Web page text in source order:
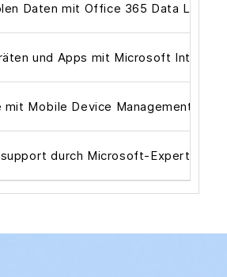
Daten mit Office 365 Data Loss
und Apps mit Microsoft Intune
Mobile Device Management
durch Microsoft-Experten